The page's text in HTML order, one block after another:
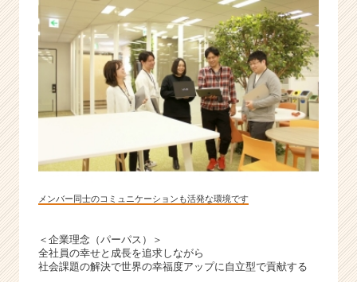
メンバー同士のコミュニケーションも活発な環境です
＜企業理念（パーパス）＞
全社員の幸せと成長を追求しながら
社会課題の解決で世界の幸福度アップに自立型で貢献する